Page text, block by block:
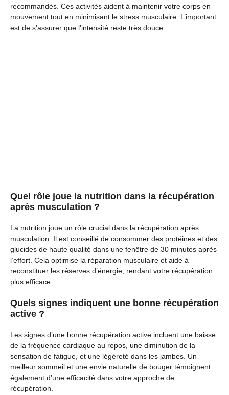
recommandés. Ces activités aident à maintenir votre corps en
mouvement tout en minimisant le stress musculaire. L’important
est de s’assurer que l’intensité reste très douce.
Quel rôle joue la nutrition dans la récupération
après musculation ?
La nutrition joue un rôle crucial dans la récupération après
musculation. Il est conseillé de consommer des protéines et des
glucides de haute qualité dans une fenêtre de 30 minutes après
l’effort. Cela optimise la réparation musculaire et aide à
reconstituer les réserves d’énergie, rendant votre récupération
plus efficace.
Quels signes indiquent une bonne récupération
active ?
Les signes d’une bonne récupération active incluent une baisse
de la fréquence cardiaque au repos, une diminution de la
sensation de fatigue, et une légèreté dans les jambes. Un
meilleur sommeil et une envie naturelle de bouger témoignent
également d’une efficacité dans votre approche de
récupération.